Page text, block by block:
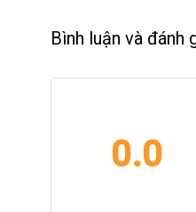
Bình luận và đánh
0.0